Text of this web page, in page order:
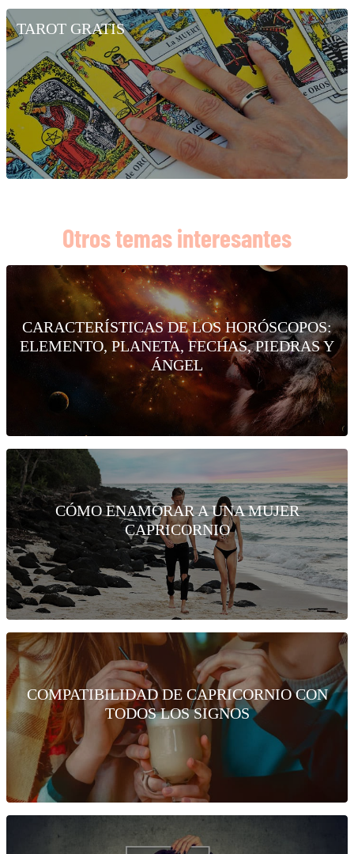
TAROT GRATIS
Otros temas interesantes
CARACTERÍSTICAS DE LOS HORÓSCOPOS:
ELEMENTO, PLANETA, FECHAS, PIEDRAS Y
ÁNGEL
CÓMO ENAMORAR A UNA MUJER
CAPRICORNIO
COMPATIBILIDAD DE CAPRICORNIO CON
TODOS LOS SIGNOS